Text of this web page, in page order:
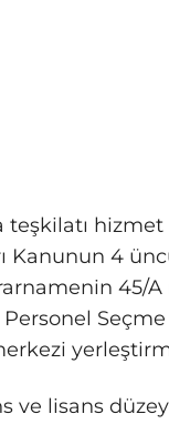
teşkilatı
Kanunun 4
45/A
Seçme
ve lisans